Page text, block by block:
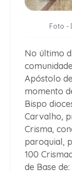
Foto -
No último
Apóstolo de
momento
Bispo
Carvalho,
Crisma,
paroquial,
100
de Base